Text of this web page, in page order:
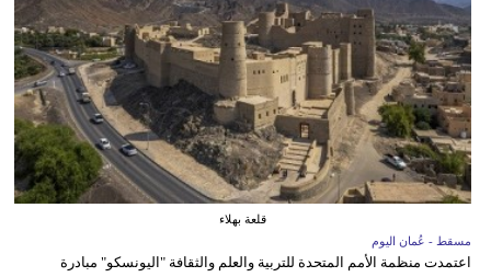
قلعة بهلاء
مسقط - عُمان اليوم
اعتمدت منظمة الأمم المتحدة للتربية والعلم والثقافة "اليونسكو" مبادرة